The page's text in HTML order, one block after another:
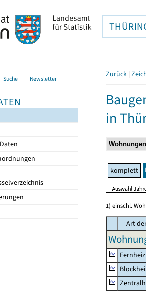
Suche Newsletter Zurück |
in
komplett
1) einschl.
Art